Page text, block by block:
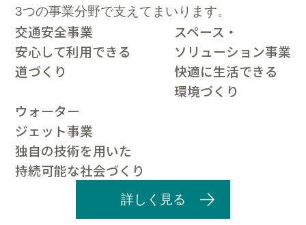
3つの事業分野で支えてまいります。
交通安全事業
安心して利用できる
道づくり
スペース・
ソリューション事業
快適に生活できる
環境づくり
ウォーター
ジェット事業
独自の技術を用いた
持続可能な社会づくり
詳しく見る